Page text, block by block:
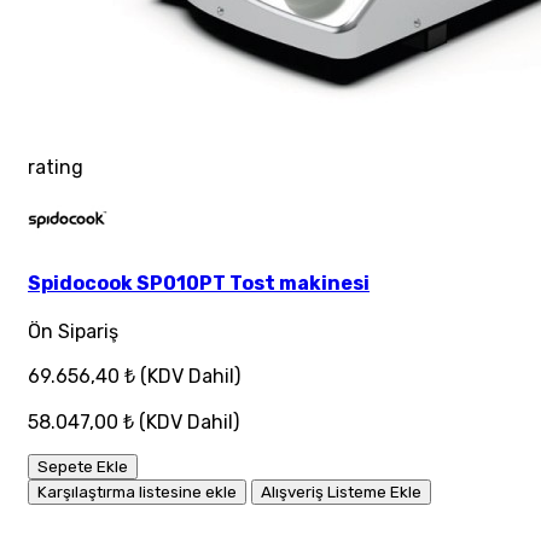
rating
Spidocook SP010PT Tost makinesi
Ön Sipariş
69.656,40 ₺ (KDV Dahil)
58.047,00 ₺ (KDV Dahil)
Sepete Ekle
Karşılaştırma listesine ekle
Alışveriş Listeme Ekle